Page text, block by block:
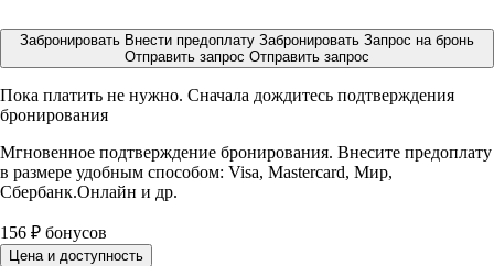
Забронировать Внести предоплату Забронировать Запрос на бронь
Отправить запрос Отправить запрос
Пока платить не нужно. Сначала дождитесь подтверждения
бронирования
Мгновенное подтверждение бронирования. Внесите предоплату
в размере удобным способом: Visa, Mastercard, Мир,
Сбербанк.Онлайн и др.
156 ₽ бонусов
Цена и доступность